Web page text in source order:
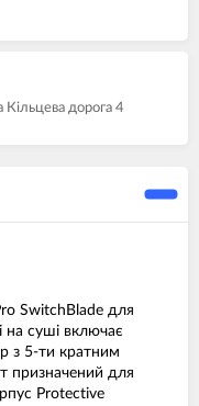
дорога 4
SwitchBlade для
на суші включає
з 5-ти кратним
призначений для
Protective